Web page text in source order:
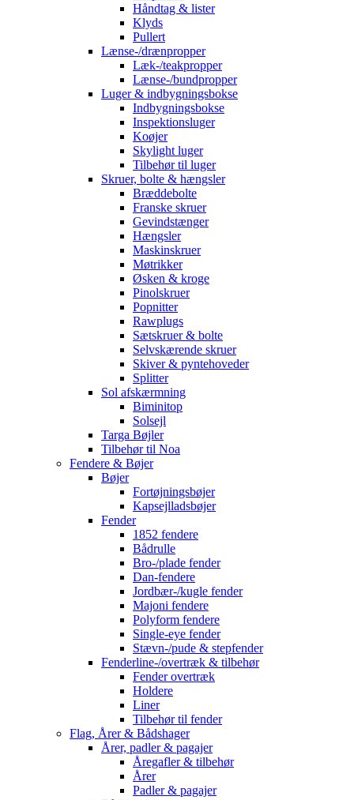
Håndtag & lister
Klyds
Pullert
Lænse-/drænpropper
Læk-/teakpropper
Lænse-/bundpropper
Luger & indbygningsbokse
Indbygningsbokse
Inspektionsluger
Koøjer
Skylight luger
Tilbehør til luger
Skruer, bolte & hængsler
Bræddebolte
Franske skruer
Gevindstænger
Hængsler
Maskinskruer
Møtrikker
Øsken & kroge
Pinolskruer
Popnitter
Rawplugs
Sætskruer & bolte
Selvskærende skruer
Skiver & pyntehoveder
Splitter
Sol afskærmning
Biminitop
Solsejl
Targa Bøjler
Tilbehør til Noa
Fendere & Bøjer
Bøjer
Fortøjningsbøjer
Kapsejlladsbøjer
Fender
1852 fendere
Bådrulle
Bro-/plade fender
Dan-fendere
Jordbær-/kugle fender
Majoni fendere
Polyform fendere
Single-eye fender
Stævn-/pude & stepfender
Fenderline-/overtræk & tilbehør
Fender overtræk
Holdere
Liner
Tilbehør til fender
Flag, Årer & Bådshager
Årer, padler & pagajer
Åregafler & tilbehør
Årer
Padler & pagajer